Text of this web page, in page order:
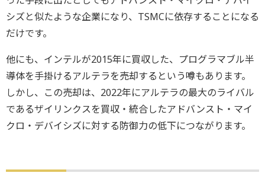
シズと似たような企業になり、TSMCに依存することになる
だけです。
他にも、インテルが2015年に買収した、プログラマブル半
導体を手掛けるアルテラを売却するという噂もあります。
しかし、この売却は、2022年にアルテラの最大のライバル
であるザイリンクスを買収・統合したアドバンスト・マイ
クロ・デバイシズに対する防御力の低下につながります。